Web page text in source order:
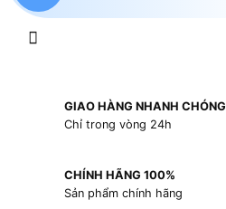
GIAO HÀNG NHANH CHÓNG
Chỉ trong vòng 24h
CHÍNH HÃNG 100%
Sản phẩm chính hãng